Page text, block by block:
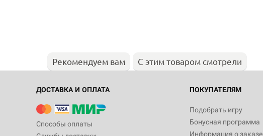
Рекомендуем вам С этим товаром смотрели
ДОСТАВКА И ОПЛАТА
Способы оплаты
ПОКУПАТЕЛЯМ
Подобрать игру
Бонусная программа
Информация о заказе